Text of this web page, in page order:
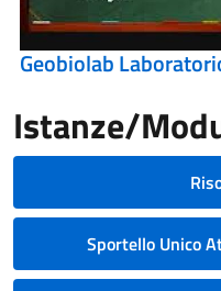
Geobiolab
Istanze/
Sportello Unico